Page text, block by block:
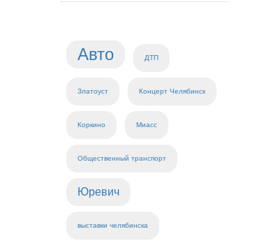
Авто ДТП
Златоуст Концерт Челябинск
Коркино Миасс
Общественный транспорт
Юревич
выставки челябинска